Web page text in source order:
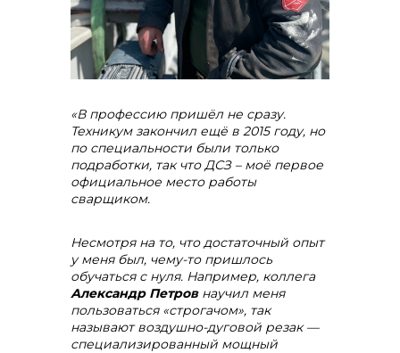
«В профессию пришёл не сразу.
Техникум закончил ещё в 2015 году, но
по специальности были только
подработки, так что ДСЗ – моё первое
официальное место работы
сварщиком.
Несмотря на то, что достаточный опыт
у меня был, чему-то пришлось
обучаться с нуля. Например, коллега
Александр Петровнаучил меня
пользоваться «строгачом», так
называют воздушно-дуговой резак —
специализированный мощный